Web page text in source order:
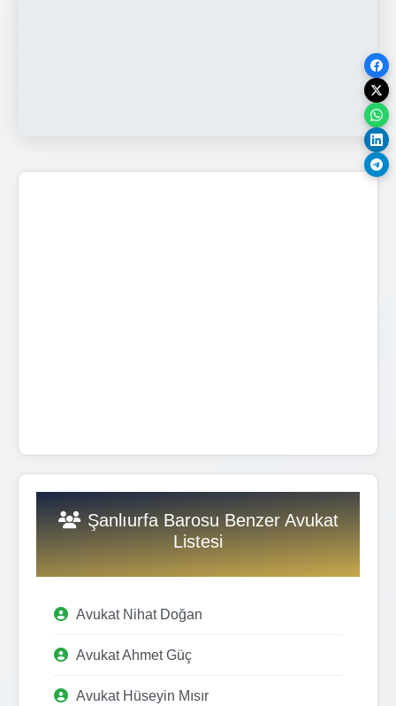
Şanlıurfa Barosu Benzer Avukat
Listesi
Avukat Nihat Doğan
Avukat Ahmet Güç
Avukat Hüseyin Mısır